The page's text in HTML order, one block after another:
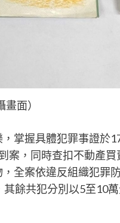
面）
掌握具體犯罪事證於
案，同時查扣不動產買
全案依違反組織犯罪
餘共犯分別以5至10萬